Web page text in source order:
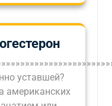
уставшей?
американских